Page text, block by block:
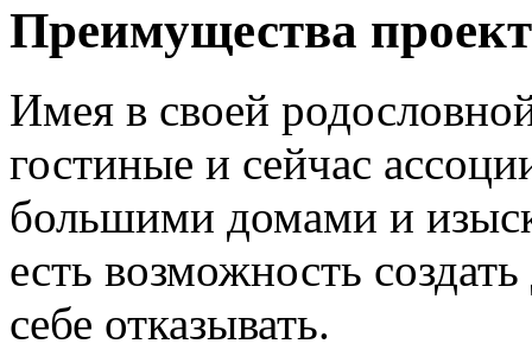
Преимущества
Имея в своей
гостиные и сейчас
большими домами и
есть возможность
себе отказывать.